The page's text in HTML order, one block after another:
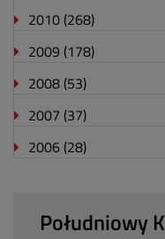
2010 (268)
2009 (178)
2008 (53)
2007 (37)
2006 (28)
Południowy